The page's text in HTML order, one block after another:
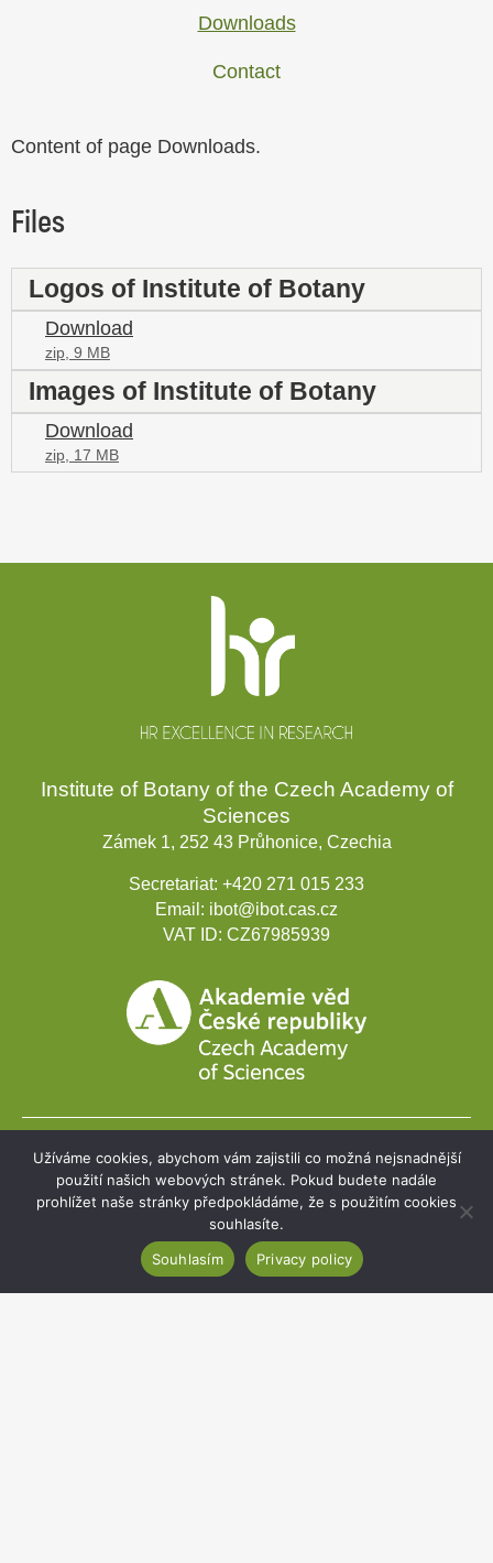
Downloads
Contact
Content of page Downloads.
Files
Logos of Institute of Botany
Download
zip, 9 MB
Images of Institute of Botany
Download
zip, 17 MB
Institute of Botany of the Czech Academy of
Sciences
Zámek 1, 252 43 Průhonice, Czechia
Secretariat: +420 271 015 233
Email: ibot@ibot.cas.cz
VAT ID: CZ67985939
Development projects
Webmail
Intranet
Užíváme cookies, abychom vám zajistili co možná nejsnadnější
použití našich webových stránek. Pokud budete nadále
prohlížet naše stránky předpokládáme, že s použitím cookies
souhlasíte.
Souhlasím
Privacy policy